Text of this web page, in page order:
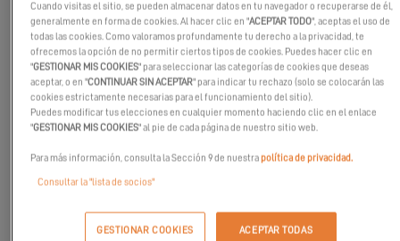
Únase a nosotros en el Salón Náutico de la Costa Sur
Venga a conocer al equipo de Sea Ventures en el Salón Náutico
de la Costa Sur en Southampton.
¡Es la oportunidad perfecta para subir a bordo del Excess 11!
¡No se pierda esta oportunidad de experimentar el espíritu
Cuando visitas el sitio, se pueden almacenar datos en tu navegador o recuperarse de él,
generalmente en forma de cookies. Al hacer clic en "ACEPTAR TODO", aceptas el uso de
todas las cookies. Como valoramos profundamente tu derecho a la privacidad, te
ofrecemos la opción de no permitir ciertos tipos de cookies. Puedes hacer clic en
"GESTIONAR MIS COOKIES" para seleccionar las categorías de cookies que deseas
aceptar, o en "CONTINUAR SIN ACEPTAR" para indicar tu rechazo (solo se colocarán las
cookies estrictamente necesarias para el funcionamiento del sitio).
Puedes modificar tus elecciones en cualquier momento haciendo clic en el enlace
"GESTIONAR MIS COOKIES" al pie de cada página de nuestro sitio web.
Para más información, consulta la Sección 9 de nuestrapolítica de privacidad.
Consultar la "lista de socios"
GESTIONAR COOKIES ACEPTAR TODAS